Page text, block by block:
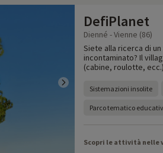
DefiPlanet
Dienné - Vienne (86)
Siete alla ricerca di
incontaminato? Il
(cabine, roulotte,
Sistemazioni insolite
Parco tematico
Scopri le attività nelle